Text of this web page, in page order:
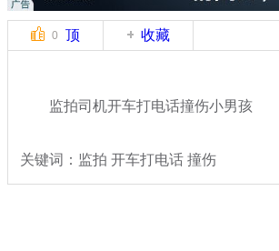
0 顶 收藏
监拍司机开车打电话撞伤小男孩
关键词：监拍 开车打电话 撞伤